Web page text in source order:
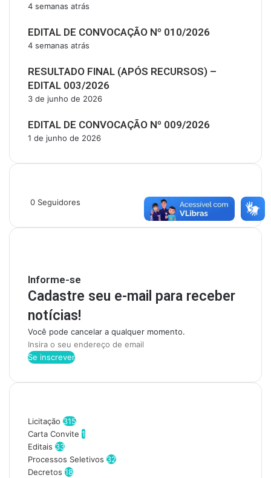
4 semanas atrás
EDITAL DE CONVOCAÇÃO Nº 010/2026
4 semanas atrás
RESULTADO FINAL (APÓS RECURSOS) –
EDITAL 003/2026
3 de junho de 2026
EDITAL DE CONVOCAÇÃO Nº 009/2026
1 de junho de 2026
0 Seguidores
Informe-se
Cadastre seu e-mail para receber
notícias!
Você pode cancelar a qualquer momento.
Insira
o
endereço
Licitação 315
Carta Convite 1
Editais 33
Processos Seletivos 32
Decretos 18